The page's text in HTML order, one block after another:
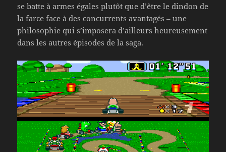
se batte à armes égales plutôt que d’être le dindon de
la farce face à des concurrents avantagés – une
philosophie qui s’imposera d’ailleurs heureusement
dans les autres épisodes de la saga.